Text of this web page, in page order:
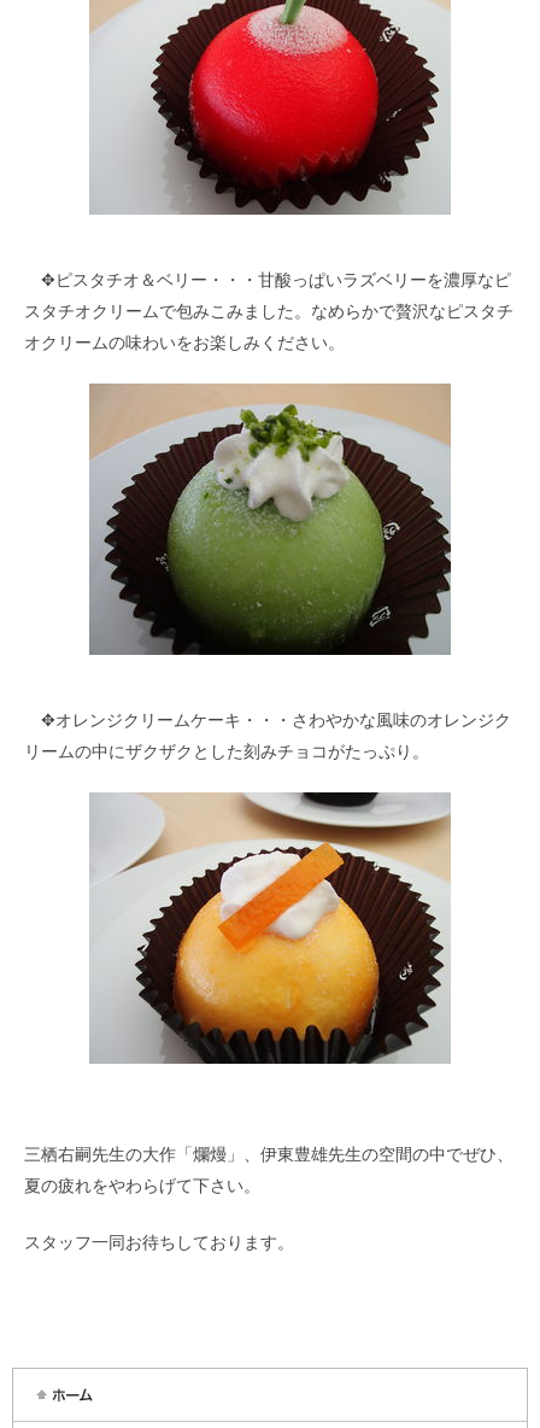
✥ピスタチオ＆ベリー・・・甘酸っぱいラズベリーを濃厚なピ
スタチオクリームで包みこみました。なめらかで贅沢なピスタチ
オクリームの味わいをお楽しみください。
✥オレンジクリームケーキ・・・さわやかな風味のオレンジク
リームの中にザクザクとした刻みチョコがたっぷり。
三栖右嗣先生の大作「爛熳」、伊東豊雄先生の空間の中でぜひ、
夏の疲れをやわらげて下さい。
スタッフ一同お待ちしております。